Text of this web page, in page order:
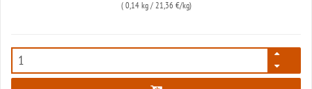
( 0,14 kg/ 21,36 €/kg)
5297